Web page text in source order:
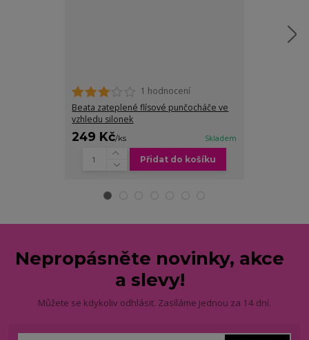
1 hodnocení
Beata zateplené flísové punčocháče ve
vzhledu silonek
249 Kč/ks Skladem
Přidat do košíku
Nepropásněte novinky, akce
a slevy!
Můžete se kdykoliv odhlásit. Zasíláme jednou za 14 dní.